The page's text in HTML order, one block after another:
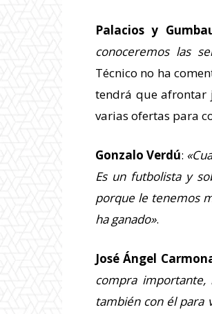
Palacios y
conoceremos las
Técnico no ha
tendrá que afrontar
varias ofertas para
Gonzalo Verdú:
Es un futbolista y
porque le tenemos
ha ganado».
José Ángel
compra importante,
también con él para